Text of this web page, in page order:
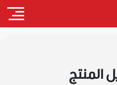
المنتج